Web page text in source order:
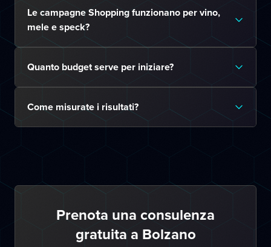
Le campagne Shopping funzionano per vino,
mele e speck?
Quanto budget serve per iniziare?
Come misurate i risultati?
Prenota una consulenza
gratuita a Bolzano